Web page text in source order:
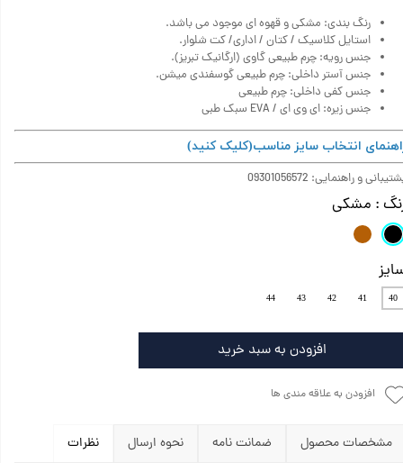
رنگ بندی: مشکی و قهوه ای موجود می باشد.
استایل کلاسیک / کتان / اداری/ کت شلوار.
جنس رویه: چرم‌ طبیعی گاوی (ارگانیک تبریز).
جنس آستر داخلی: چرم طبیعی گوسفندی میشن.
جنس کفی داخلی: چرم طبیعی
جنس زیره: ای وی ای / EVA سبک طبی
انتخاب سایز مناسب(کلیک کنید)
و راهنمایی: 09301056572
: مشکی
40
41
42
43
44
افزودن به سبد خرید
افزودن به علاقه مندی ها
مشخصات محصول ضمانت نامه نحوه ارسال نظرات